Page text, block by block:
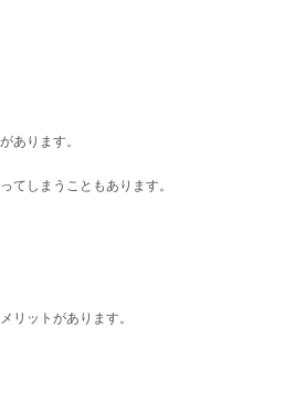
あります。
てしまうこともあります。
リットがあります。